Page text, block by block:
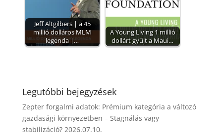
Jeff Altgilbers | a 45
millió dolláros MLM
legenda |…
A Young Living 1 millió
dollárt gyűjt a Maui…
Legutóbbi bejegyzések
Zepter forgalmi adatok: Prémium kategória a változó
gazdasági környezetben – Stagnálás vagy
stabilizáció? 2026.07.10.